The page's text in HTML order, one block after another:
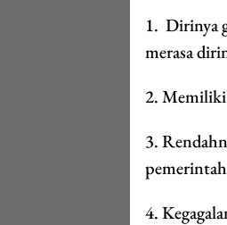
1. Dirinya
merasa
2. Memiliki
3.
4.